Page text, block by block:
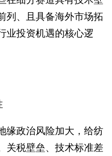
列、且具备海外市场拓
业投资机遇的核心逻
缘政治风险加大，给纺
关税壁垒、技术标准差